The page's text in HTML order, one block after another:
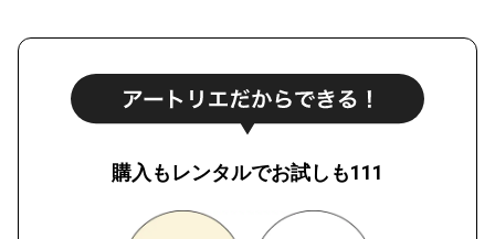
購入もレンタルでお試しも111